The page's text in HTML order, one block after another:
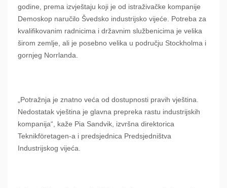
godine, prema izvještaju koji je od istraživačke kompanije
Demoskop naručilo Švedsko industrijsko vijeće. Potreba za
kvalifikovanim radnicima i državnim službenicima je velika
širom zemlje, ali je posebno velika u području Stockholma i
gornjeg Norrlanda.
„Potražnja je znatno veća od dostupnosti pravih vještina.
Nedostatak vještina je glavna prepreka rastu industrijskih
kompanija“, kaže Pia Sandvik, izvršna direktorica
Teknikföretagen-a i predsjednica Predsjedništva
Industrijskog vijeća.